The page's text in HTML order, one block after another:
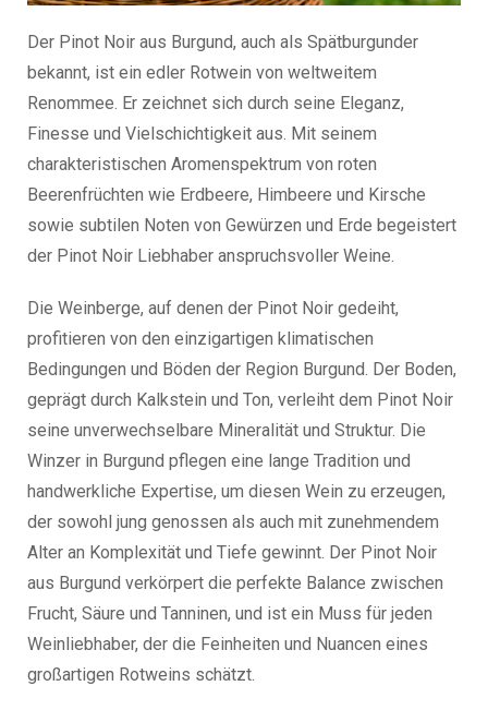
Der Pinot Noir aus Burgund, auch als Spätburgunder
bekannt, ist ein edler Rotwein von weltweitem
Renommee. Er zeichnet sich durch seine Eleganz,
Finesse und Vielschichtigkeit aus. Mit seinem
charakteristischen Aromenspektrum von roten
Beerenfrüchten wie Erdbeere, Himbeere und Kirsche
sowie subtilen Noten von Gewürzen und Erde begeistert
der Pinot Noir Liebhaber anspruchsvoller Weine.
Die Weinberge, auf denen der Pinot Noir gedeiht,
profitieren von den einzigartigen klimatischen
Bedingungen und Böden der Region Burgund. Der Boden,
geprägt durch Kalkstein und Ton, verleiht dem Pinot Noir
seine unverwechselbare Mineralität und Struktur. Die
Winzer in Burgund pflegen eine lange Tradition und
handwerkliche Expertise, um diesen Wein zu erzeugen,
der sowohl jung genossen als auch mit zunehmendem
Alter an Komplexität und Tiefe gewinnt. Der Pinot Noir
aus Burgund verkörpert die perfekte Balance zwischen
Frucht, Säure und Tanninen, und ist ein Muss für jeden
Weinliebhaber, der die Feinheiten und Nuancen eines
großartigen Rotweins schätzt.